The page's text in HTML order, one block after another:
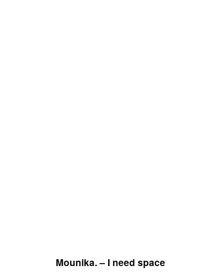
Mounika. – I need space